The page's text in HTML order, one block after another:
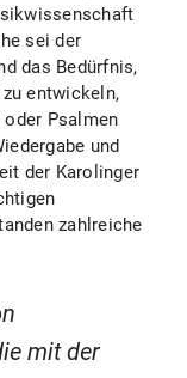
sei der
das Bedürfnis,
entwickeln,
Psalmen
und
der Karolinger
zahlreiche
mit der